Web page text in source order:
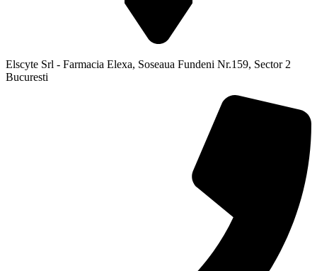
Elscyte Srl - Farmacia Elexa, Soseaua Fundeni Nr.159, Sector 2
Bucuresti